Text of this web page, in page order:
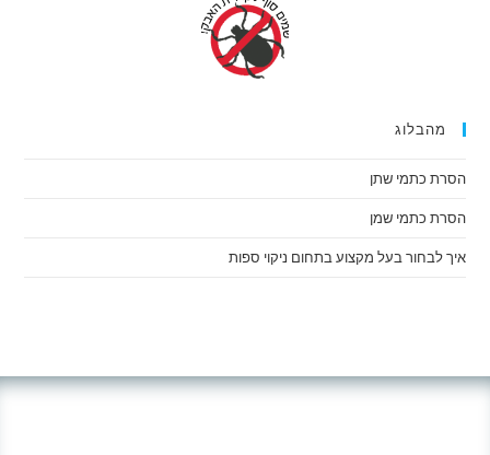
מהבלוג
הסרת כתמי שתן
הסרת כתמי שמן
איך לבחור בעל מקצוע בתחום ניקוי ספות